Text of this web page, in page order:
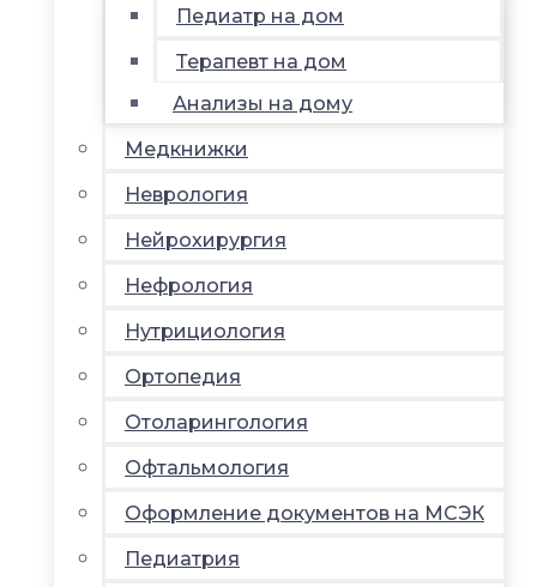
Педиатр на дом
Терапевт на дом
Анализы на дому
Медкнижки
Неврология
Нейрохирургия
Нефрология
Нутрициология
Ортопедия
Отоларингология
Офтальмология
Оформление документов на МСЭК
Педиатрия